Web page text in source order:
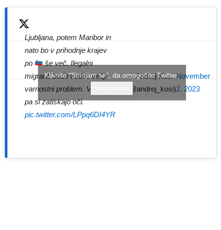
Ljubljana, potem Maribor in
nato bo v prihodnje krajev
po
še več. Ilegalni
migranti bodo vedno večji
varnostni problem. Vladajoči
pa si zatiskajo oči.
pic.twitter.com/LPpq6DI4YR
— Andrej Kosi
(@andrej_kosi)
November
2, 2023
Kliknite "Strinjam se", da omogočite Twitter